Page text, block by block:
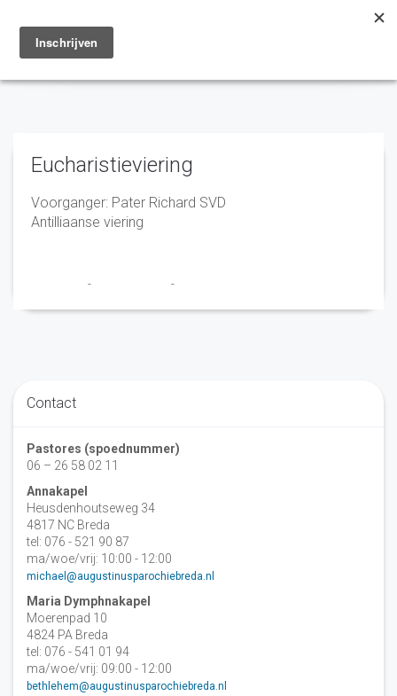
Toggle
navigation
Eucharistieviering
Voorganger: Pater Richard SVD
Antilliaanse viering
- -
Contact
Pastores (spoednummer)
06 – 26 58 02 11
Annakapel
Heusdenhoutseweg 34
4817 NC Breda
tel: 076 - 521 90 87
ma/woe/vrij: 10:00 - 12:00
michael@augustinusparochiebreda.nl
Maria Dymphnakapel
Moerenpad 10
4824 PA Breda
tel: 076 - 541 01 94
ma/woe/vrij: 09:00 - 12:00
bethlehem@augustinusparochiebreda.nl